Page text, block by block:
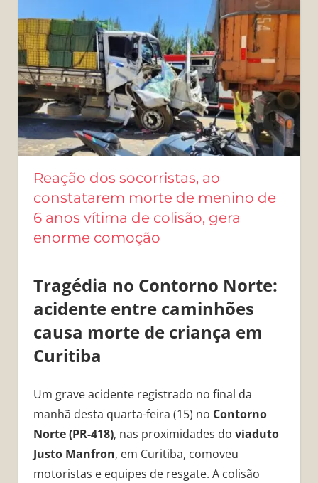
Reação dos socorristas, ao
constatarem morte de menino de
6 anos vítima de colisão, gera
enorme comoção
Tragédia no Contorno Norte:
acidente entre caminhões
causa morte de criança em
Curitiba
Um grave acidente registrado no final da
manhã desta quarta-feira (15) no Contorno
Norte (PR-418), nas proximidades do viaduto
Justo Manfron, em Curitiba, comoveu
motoristas e equipes de resgate. A colisão